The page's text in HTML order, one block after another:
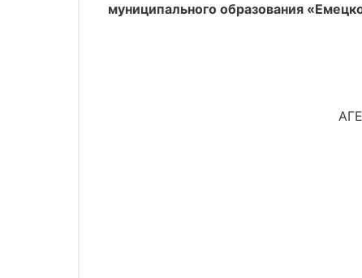
муниципального образования